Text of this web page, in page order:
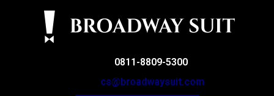
0811-8809-5300
cs@broadwaysuit.com